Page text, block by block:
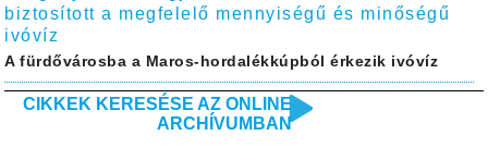
biztosított a megfelelő mennyiségű és minőségű
ivóvíz
A fürdővárosba a Maros-hordalékkúpból érkezik ivóvíz
CIKKEK KERESÉSE AZ ONLINE
ARCHÍVUMBAN